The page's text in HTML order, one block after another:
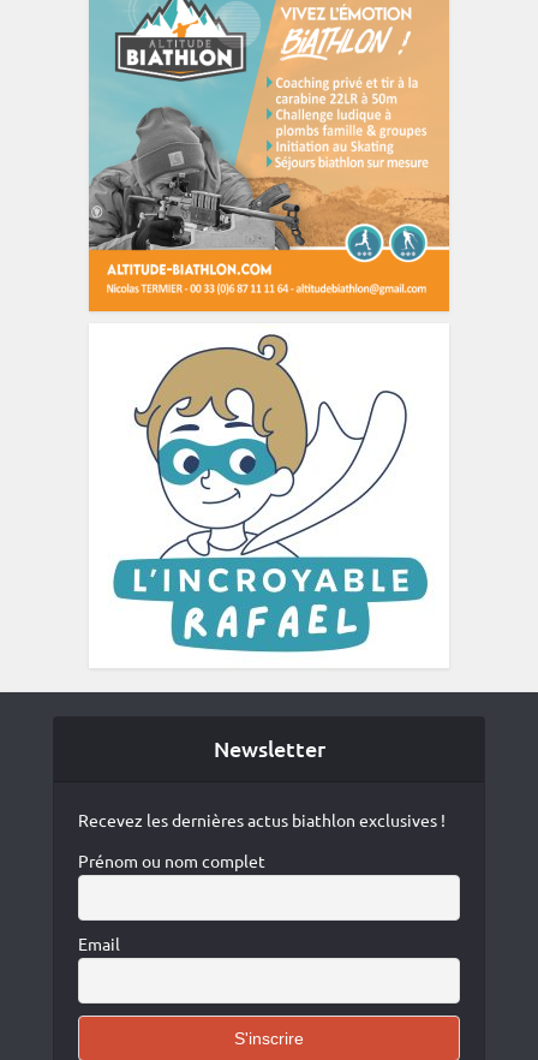
Newsletter
Recevez les dernières actus biathlon exclusives !
Prénom ou nom complet
Email